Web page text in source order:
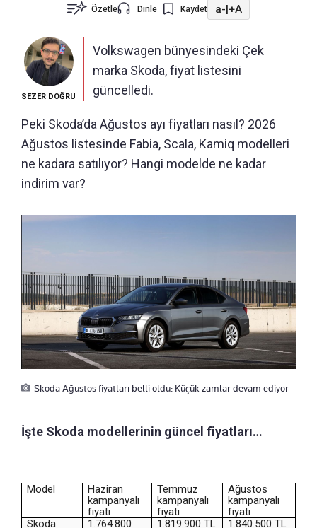
Özetle Dinle Kaydet a-|+A
SEZER DOĞRU
Volkswagen bünyesindeki Çek
marka Skoda, fiyat listesini
güncelledi.
Peki Skoda’da Ağustos ayı fiyatları nasıl? 2026
Ağustos listesinde Fabia, Scala, Kamiq modelleri
ne kadara satılıyor? Hangi modelde ne kadar
indirim var?
Skoda Ağustos fiyatları belli oldu: Küçük zamlar devam ediyor
İşte Skoda modellerinin güncel fiyatları…
Model
Haziran
kampanyalı
fiyatı
Temmuz
kampanyalı
fiyatı
Ağustos
kampanyalı
fiyatı
Skoda
1.764.800
1.819.900 TL
1.840.500 TL